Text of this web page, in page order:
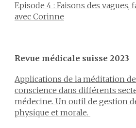
Episode 4 : Faisons des vagues,
avec Corinne
Revue médicale suisse 2023
Applications de la méditation
conscience dans différents
médecine. Un outil de gestion
physique et morale.